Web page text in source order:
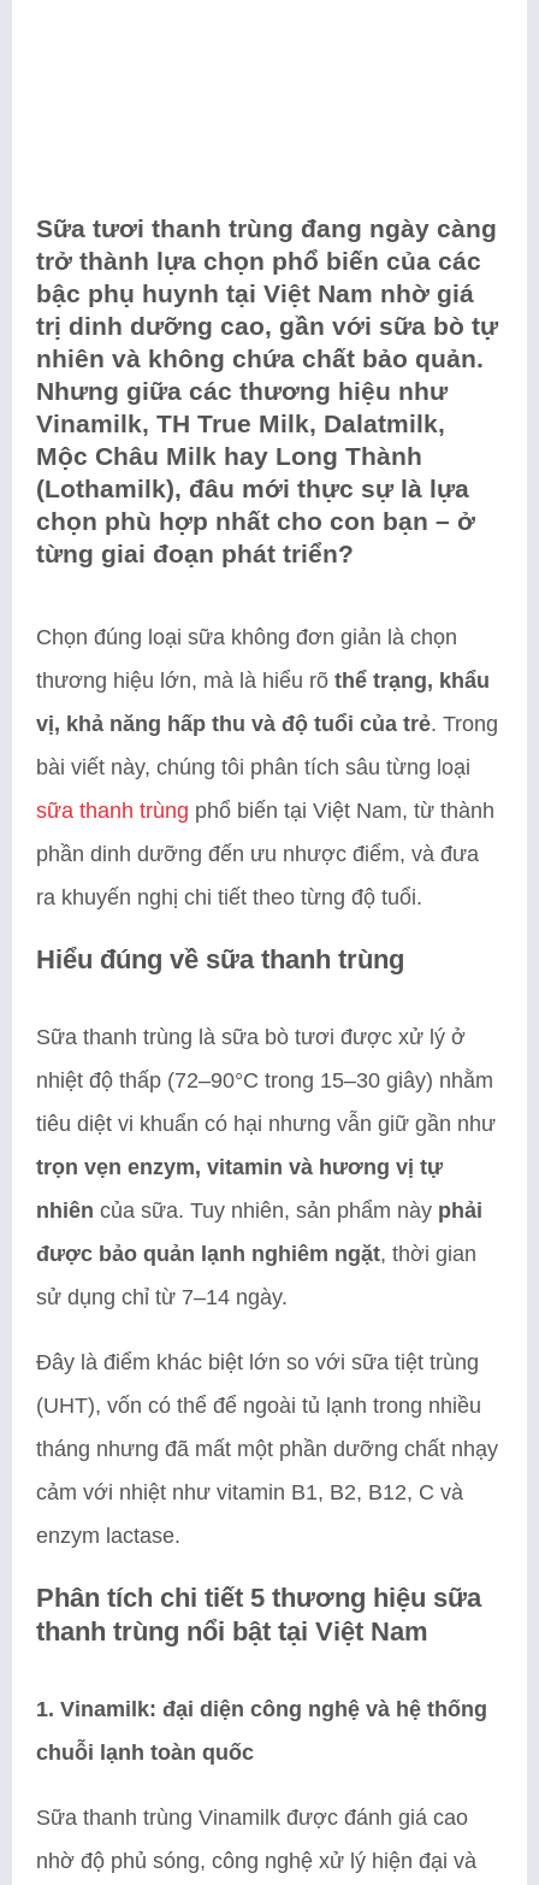
Sữa tươi thanh trùng đang ngày càng
trở thành lựa chọn phổ biến của các
bậc phụ huynh tại Việt Nam nhờ giá
trị dinh dưỡng cao, gần với sữa bò tự
nhiên và không chứa chất bảo quản.
Nhưng giữa các thương hiệu như
Vinamilk, TH True Milk, Dalatmilk,
Mộc Châu Milk hay Long Thành
(Lothamilk), đâu mới thực sự là lựa
chọn phù hợp nhất cho con bạn – ở
từng giai đoạn phát triển?
Chọn đúng loại sữa không đơn giản là chọn
thương hiệu lớn, mà là hiểu rõ thể trạng, khẩu
vị, khả năng hấp thu và độ tuổi của trẻ. Trong
bài viết này, chúng tôi phân tích sâu từng loại
sữa thanh trùng phổ biến tại Việt Nam, từ thành
phần dinh dưỡng đến ưu nhược điểm, và đưa
ra khuyến nghị chi tiết theo từng độ tuổi.
Hiểu đúng về sữa thanh trùng
Sữa thanh trùng là sữa bò tươi được xử lý ở
nhiệt độ thấp (72–90°C trong 15–30 giây) nhằm
tiêu diệt vi khuẩn có hại nhưng vẫn giữ gần như
trọn vẹn enzym, vitamin và hương vị tự
nhiên của sữa. Tuy nhiên, sản phẩm này phải
được bảo quản lạnh nghiêm ngặt, thời gian
sử dụng chỉ từ 7–14 ngày.
Đây là điểm khác biệt lớn so với sữa tiệt trùng
(UHT), vốn có thể để ngoài tủ lạnh trong nhiều
tháng nhưng đã mất một phần dưỡng chất nhạy
cảm với nhiệt như vitamin B1, B2, B12, C và
enzym lactase.
Phân tích chi tiết 5 thương hiệu sữa
thanh trùng nổi bật tại Việt Nam
1. Vinamilk: đại diện công nghệ và hệ thống
chuỗi lạnh toàn quốc
Sữa thanh trùng Vinamilk được đánh giá cao
nhờ độ phủ sóng, công nghệ xử lý hiện đại và